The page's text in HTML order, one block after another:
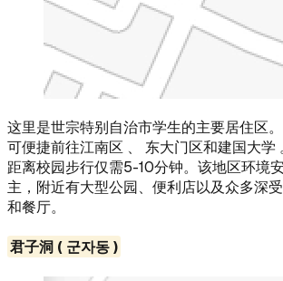
这里是世宗特别自治市学生的主要居住区
可便捷前往江南区 、 东大门区和建国大学
距离校园步行仅需5-10分钟。该地区环境
主，附近有大型公园、便利店以及众多深
和餐厅。
君子洞 ( 군자동 )